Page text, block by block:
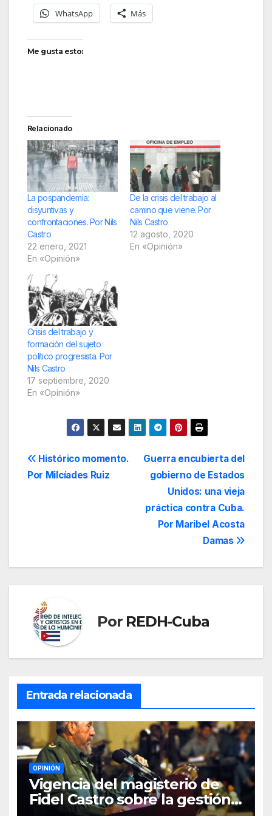
WhatsApp Más
Me gusta esto:
Relacionado
La pospandemia:
disyuntivas y
confrontaciones. Por Nils
Castro
22 enero, 2021
En «Opinión»
De la crisis del trabajo al
camino que viene. Por
Nils Castro
12 agosto, 2020
En «Opinión»
Crisis del trabajo y
formación del sujeto
político progresista. Por
Nils Castro
17 septiembre, 2020
En «Opinión»
Navegación
Guerra encubierta del
gobierno de Estados
Unidos: una vieja
práctica contra Cuba.
Por Maribel Acosta
Damas
Histórico momento.
Por Milcíades Ruiz
Por REDH-Cuba
Entrada relacionada
OPINIÓN
Vigencia del magisterio de
Fidel Castro sobre la gestión